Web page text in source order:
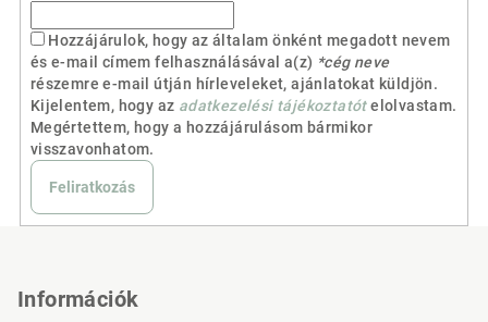
Hozzájárulok, hogy az általam önként megadott nevem
és e-mail címem felhasználásával a(z) *cég neve
részemre e-mail útján hírleveleket, ajánlatokat küldjön.
Kijelentem, hogy az adatkezelési tájékoztatót elolvastam.
Megértettem, hogy a hozzájárulásom bármikor
visszavonhatom.
Feliratkozás
Információk